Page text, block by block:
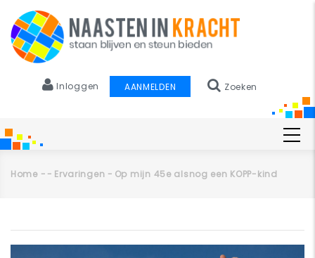
Overslaan
en
naar
Inloggen AANMELDEN Zoeken
Main
navigation
Kruimelpad
Home - - Ervaringen - Op mijn 45e alsnog een KOPP-kind
Primaire